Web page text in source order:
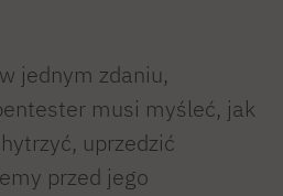
jednym zdaniu,
musi myśleć, jak
uprzedzić
przed jego